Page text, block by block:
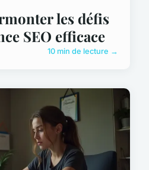
les défis
SEO efficace
10 min de lecture →